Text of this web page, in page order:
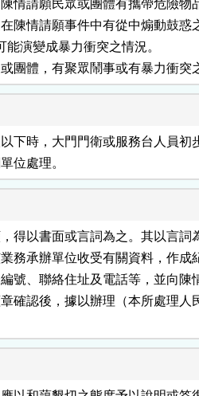
情請願民眾或團體有攜帶危險物
陳情請願事件中有從中煽動鼓惑
能演變成暴力衝突之情況。
團體，有聚眾鬧事或有暴力衝突
下時，大門門衛或服務台人員初
位處理。
得以書面或言詞為之。其以言詞
業務承辦單位收受有關資料，作成
編號、聯絡住址及電話等，並向陳
章確認後，據以辦理（本所處理人